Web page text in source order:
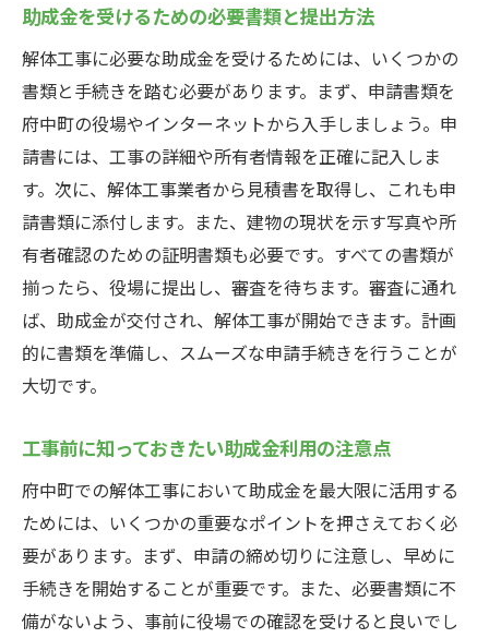
助成金を受けるための必要書類と提出方法
解体工事に必要な助成金を受けるためには、いくつかの
書類と手続きを踏む必要があります。まず、申請書類を
府中町の役場やインターネットから入手しましょう。申
請書には、工事の詳細や所有者情報を正確に記入しま
す。次に、解体工事業者から見積書を取得し、これも申
請書類に添付します。また、建物の現状を示す写真や所
有者確認のための証明書類も必要です。すべての書類が
揃ったら、役場に提出し、審査を待ちます。審査に通れ
ば、助成金が交付され、解体工事が開始できます。計画
的に書類を準備し、スムーズな申請手続きを行うことが
大切です。
工事前に知っておきたい助成金利用の注意点
府中町での解体工事において助成金を最大限に活用する
ためには、いくつかの重要なポイントを押さえておく必
要があります。まず、申請の締め切りに注意し、早めに
手続きを開始することが重要です。また、必要書類に不
備がないよう、事前に役場での確認を受けると良いでし